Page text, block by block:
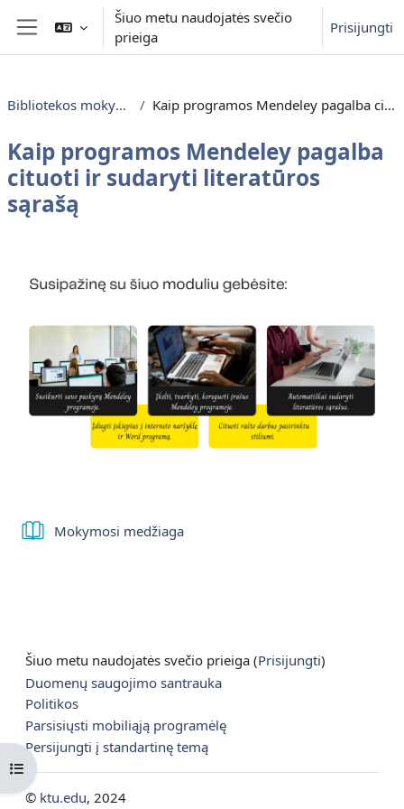
Pereiti į pagrindinį turinį
Šoninis skydelis
Šiuo metu naudojatės svečio
prieiga
Prisijungti
Atverti kurso rodyklę
Bibliotekos mokymai moksleiviams Kaip programos Mendeley pagalba cituoti ir sudaryti literatūros sąrašą
Kaip programos Mendeley pagalba
cituoti ir sudaryti literatūros
sąrašą
Mokymosi medžiagaKnyga
Šiuo metu naudojatės svečio prieiga (Prisijungti)
Duomenų saugojimo santrauka
Politikos
Parsisiųsti mobiliąją programėlę
Persijungti į standartinę temą
© ktu.edu, 2024